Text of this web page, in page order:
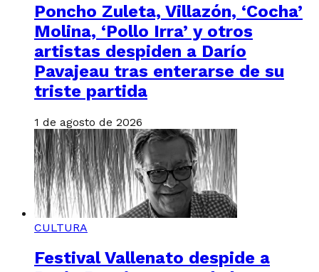
Poncho Zuleta, Villazón, ‘Cocha’
Molina, ‘Pollo Irra’ y otros
artistas despiden a Darío
Pavajeau tras enterarse de su
triste partida
1 de agosto de 2026
CULTURA
Festival Vallenato despide a